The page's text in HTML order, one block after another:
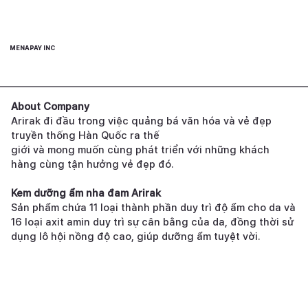
MENAPAY INC
About Company
Arirak đi đầu trong việc quảng bá văn hóa và vẻ đẹp
truyền thống Hàn Quốc ra thế
giới và mong muốn cùng phát triển với những khách
hàng cùng tận hưởng vẻ đẹp đó.
Kem dưỡng ẩm nha đam Arirak
Sản phẩm chứa 11 loại thành phần duy trì độ ẩm cho da và
16 loại axit amin duy trì sự cân bằng của da, đồng thời sử
dụng lô hội nồng độ cao, giúp dưỡng ẩm tuyệt vời.